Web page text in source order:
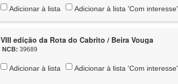
Adicionar à lista Adicionar à lista 'Com interesse'
VIII edição da Rota do Cabrito / Beira Vouga
NCB:39689
Adicionar à lista Adicionar à lista 'Com interesse'